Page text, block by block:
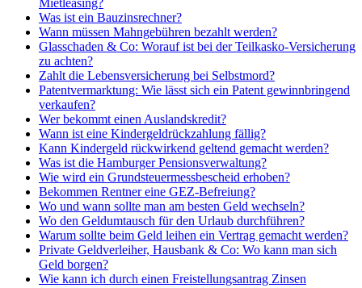
Mietleasing?
Was ist ein Bauzinsrechner?
Wann müssen Mahngebühren bezahlt werden?
Glasschaden & Co: Worauf ist bei der Teilkasko-Versicherung
zu achten?
Zahlt die Lebensversicherung bei Selbstmord?
Patentvermarktung: Wie lässt sich ein Patent gewinnbringend
verkaufen?
Wer bekommt einen Auslandskredit?
Wann ist eine Kindergeldrückzahlung fällig?
Kann Kindergeld rückwirkend geltend gemacht werden?
Was ist die Hamburger Pensionsverwaltung?
Wie wird ein Grundsteuermessbescheid erhoben?
Bekommen Rentner eine GEZ-Befreiung?
Wo und wann sollte man am besten Geld wechseln?
Wo den Geldumtausch für den Urlaub durchführen?
Warum sollte beim Geld leihen ein Vertrag gemacht werden?
Private Geldverleiher, Hausbank & Co: Wo kann man sich
Geld borgen?
Wie kann ich durch einen Freistellungsantrag Zinsen